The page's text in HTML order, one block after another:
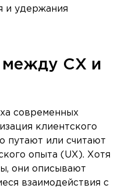
и удержания
между CX и
современных
клиентского
путают или считают
опыта (UX). Хотя
они описывают
взаимодействия с